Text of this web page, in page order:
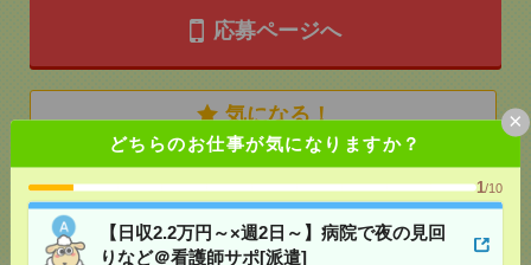
どちらのお仕事が気になりますか？
1/10
【日収2.2万円～×週2日～】病院で夜の見回
りなど＠看護師サポ[派遣]
×
応募ページへ
気になる！
メールで送る LINEで送る